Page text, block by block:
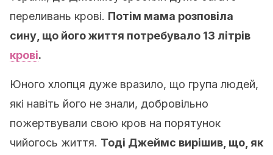
переливань крові. Потім мама розповіла
сину, що його життя потребувало 13 літрів
крові.
Юного хлопця дуже вразило, що група людей,
які навіть його не знали, добровільно
пожертвували свою кров на порятунок
чийогось життя. Тоді Джеймс вирішив, що, як